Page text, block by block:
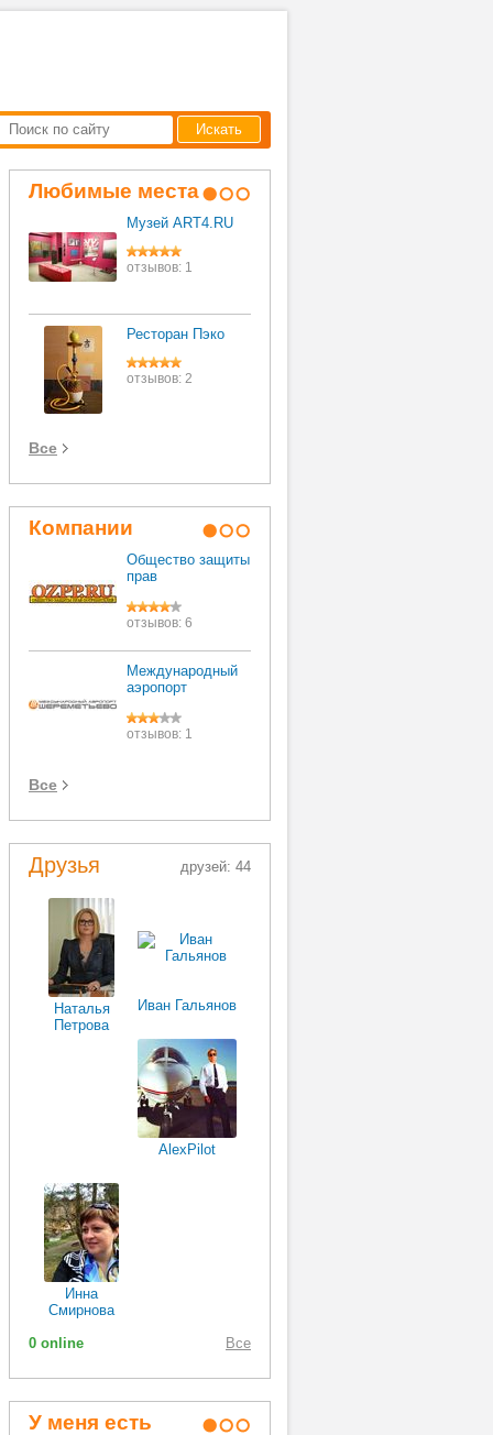
Искать
Любимые места
Музей ART4.RU
отзывов: 1
Ресторан Пэко
отзывов: 2
Все
Компании
Общество защиты
прав
отзывов: 6
Международный
аэропорт
отзывов: 1
Все
Друзья друзей: 44
Наталья
Петрова
Иван Гальянов
AlexPilot
Инна
Смирнова
0 online
Все
У меня есть